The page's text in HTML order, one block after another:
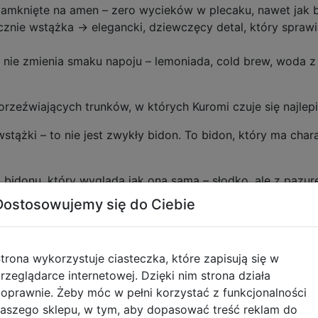
na amen – zero wycieków w plecaku, nawet jak
wstążka → elegancki, dziewczęcy detal, który
zmienia smaku napoju – lemoniada, cold brew, woda
trunków, w których Kuromi czuje się
– to nie jest zwykły bidon. To bidon, który ma
który wygląda jak ona sama – słodko, ale z
podbijać dzień – nawodniona, stylowa i z uśmiechem
i słomką”?
się do Ciebie
wykorzystuje ciasteczka, które zapisują się w
internetowej. Dzięki nim strona działa
Żeby móc w pełni korzystać z funkcjonalności
sklepu, w tym, aby dopasować treść reklam do